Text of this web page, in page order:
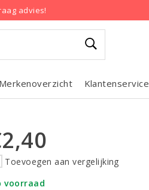
advies!
Merkenoverzicht Klantenservice
Toevoegen aan vergelijking
voorraad